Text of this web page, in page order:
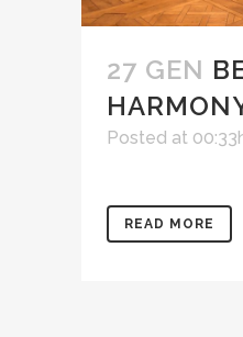
27 GEN
Posted at
READ MORE